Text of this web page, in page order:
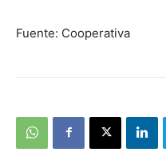
Fuente: Cooperativa